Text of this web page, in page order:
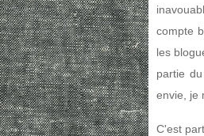
compte
les
partie
envie, je
C'est